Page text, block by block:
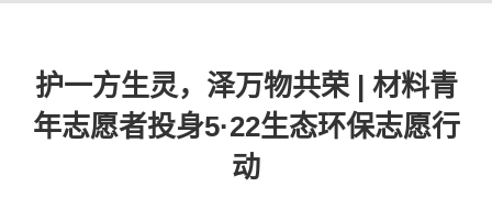
护一方生灵，泽万物共荣 | 材料青
年志愿者投身5·22生态环保志愿行
动